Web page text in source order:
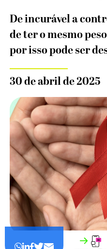
De incurável a
de ter o mesmo
por isso pode ser
30 de abril de 2025